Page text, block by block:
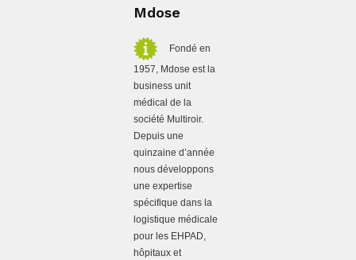
Mdose
Fondé en
1957, Mdose est la
business unit
médical de la
société Multiroir.
Depuis une
quinzaine d’année
nous développons
une expertise
spécifique dans la
logistique médicale
pour les EHPAD,
hôpitaux et